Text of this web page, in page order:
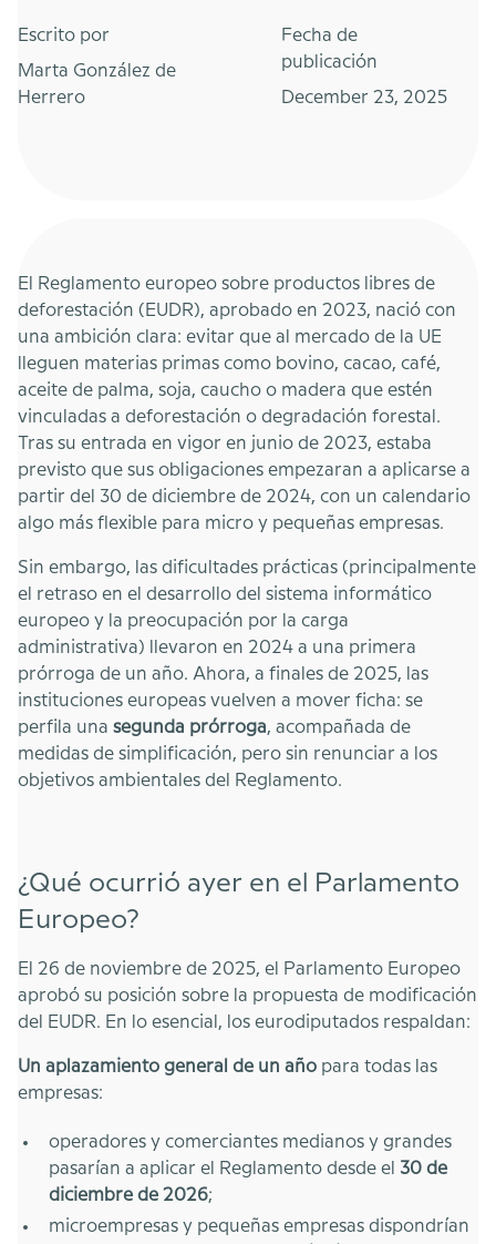
Escrito por
Marta González de
Herrero
Fecha de
publicación
December 23, 2025
El Reglamento europeo sobre productos libres de
deforestación (EUDR), aprobado en 2023, nació con
una ambición clara: evitar que al mercado de la UE
lleguen materias primas como bovino, cacao, café,
aceite de palma, soja, caucho o madera que estén
vinculadas a deforestación o degradación forestal.
Tras su entrada en vigor en junio de 2023, estaba
previsto que sus obligaciones empezaran a aplicarse a
partir del 30 de diciembre de 2024, con un calendario
algo más flexible para micro y pequeñas empresas.
Sin embargo, las dificultades prácticas (principalmente
el retraso en el desarrollo del sistema informático
europeo y la preocupación por la carga
administrativa) llevaron en 2024 a una primera
prórroga de un año. Ahora, a finales de 2025, las
instituciones europeas vuelven a mover ficha: se
perfila una segunda prórroga, acompañada de
medidas de simplificación, pero sin renunciar a los
objetivos ambientales del Reglamento.
¿Qué ocurrió ayer en el Parlamento
Europeo?
El 26 de noviembre de 2025, el Parlamento Europeo
aprobó su posición sobre la propuesta de modificación
del EUDR. En lo esencial, los eurodiputados respaldan:
Un aplazamiento general de un año para todas las
empresas:
operadores y comerciantes medianos y grandes
pasarían a aplicar el Reglamento desde el 30 de
diciembre de 2026;
microempresas y pequeñas empresas dispondrían